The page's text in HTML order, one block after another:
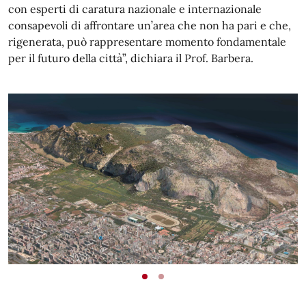
con esperti di caratura nazionale e internazionale
consapevoli di affrontare un’area che non ha pari e che,
rigenerata, può rappresentare momento fondamentale
per il futuro della città”, dichiara il Prof. Barbera.